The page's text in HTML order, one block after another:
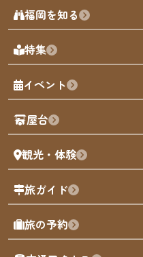
みんなの旅行記
天神エリア
博多旧市街
福岡城
歴史・文化
福岡を知る
福岡の見どころ
福岡の魅力
観光カレンダー
観光PR動画
まち歩き
福岡グルメ
福岡を楽しむ
福岡のアート
特集
イベント
屋台
観光・体験
観る・遊ぶ
屋台
買う
体験
旅ガイド
モデルコース
AIおまかせコース
旅の予約